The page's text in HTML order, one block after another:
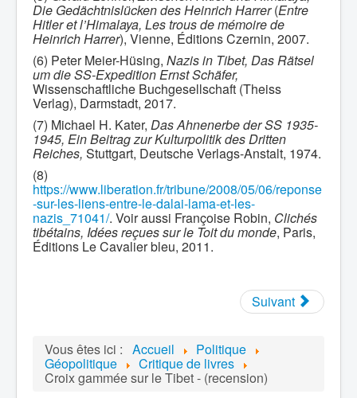
Die Gedächtnislücken des Heinrich Harrer(Entre
Hitler et l’Himalaya, Les trous de mémoire de
Heinrich Harrer), Vienne, Éditions Czernin, 2007.
(6) Peter Meier-Hüsing, Nazis in Tibet, Das Rätsel
um die SS-Expedition Ernst Schäfer,
Wissenschaftliche Buchgesellschaft (Theiss
Verlag), Darmstadt, 2017.
(7) Michael H. Kater, Das Ahnenerbe der SS 1935-
1945, Ein Beitrag zur Kulturpolitik des Dritten
Reiches, Stuttgart, Deutsche Verlags-Anstalt, 1974.
(8)
https://www.liberation.fr/tribune/2008/05/06/reponse
-sur-les-liens-entre-le-dalai-lama-et-les-
nazis_71041/. Voir aussi Françoise Robin, Clichés
tibétains, Idées reçues sur le Toit du monde, Paris,
Éditions Le Cavalier bleu, 2011.
Suivant
Vous êtes ici : Accueil Politique
Géopolitique Critique de livres
Croix gammée sur le Tibet - (recension)